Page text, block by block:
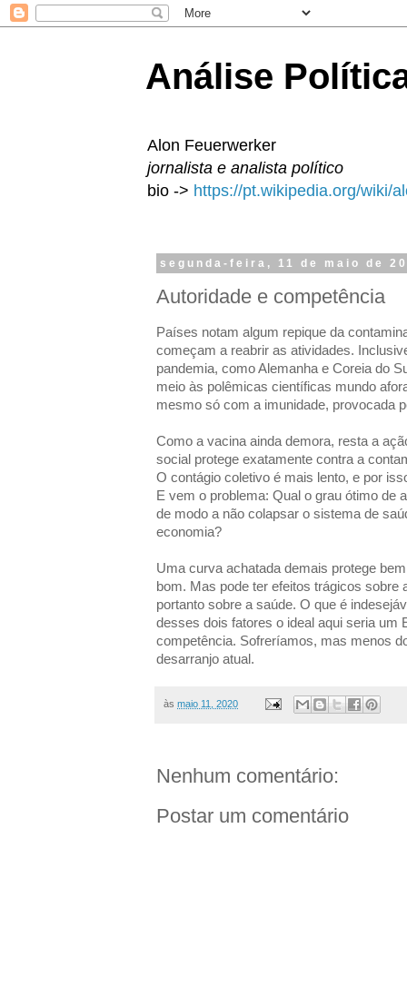
Análise
Alon Feuerwerker
jornalista e analista político
bio -> https://pt.wikipedia.org/wiki/
segunda-feira, 11 de maio de
Autoridade e competência
Países notam algum repique da
começam a reabrir as atividades.
pandemia, como Alemanha e Coreia do
meio às polêmicas científicas mundo
mesmo só com a imunidade, provocada
Como a vacina ainda demora, resta a
social protege exatamente contra a
O contágio coletivo é mais lento, e por
E vem o problema: Qual o grau ótimo de
de modo a não colapsar o sistema de
economia?
Uma curva achatada demais protege
bom. Mas pode ter efeitos trágicos sobre
portanto sobre a saúde. O que é
desses dois fatores o ideal aqui seria um
competência. Sofreríamos, mas menos
desarranjo atual.
às maio 11, 2020
Nenhum comentário:
Postar um comentário